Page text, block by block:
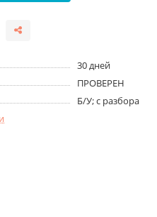
30 дней
ПРОВЕРЕН
Б/У; с разбора